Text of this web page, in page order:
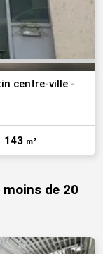
centre-ville -
143 m²
de 20